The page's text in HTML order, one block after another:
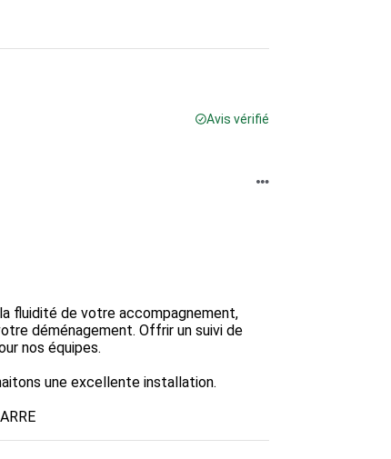
Avis vérifié
fluidité de votre accompagnement,
déménagement. Offrir un suivi de
nos équipes.
une excellente installation.